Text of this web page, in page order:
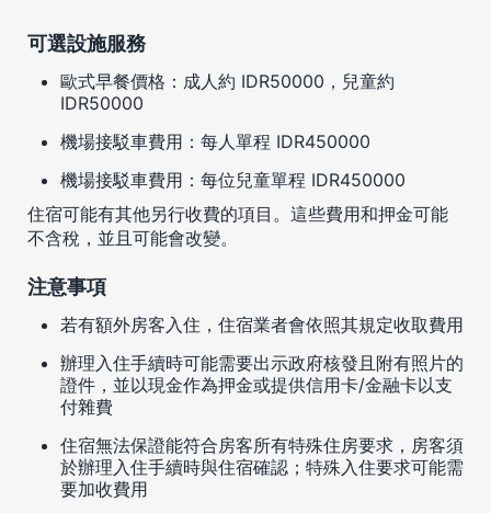
可選設施服務
歐式早餐價格：成人約 IDR50000，兒童約
IDR50000
機場接駁車費用：每人單程 IDR450000
機場接駁車費用：每位兒童單程 IDR450000
住宿可能有其他另行收費的項目。這些費用和押金可能
不含稅，並且可能會改變。
注意事項
若有額外房客入住，住宿業者會依照其規定收取費用
辦理入住手續時可能需要出示政府核發且附有照片的
證件，並以現金作為押金或提供信用卡/金融卡以支
付雜費
住宿無法保證能符合房客所有特殊住房要求，房客須
於辦理入住手續時與住宿確認；特殊入住要求可能需
要加收費用